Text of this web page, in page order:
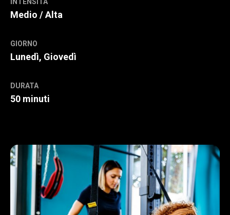
Medio / Alta
GIORNO
Lunedì, Giovedì
DURATA
50 minuti